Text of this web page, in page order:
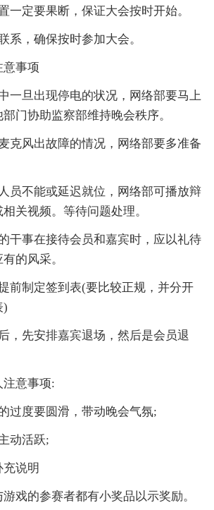
一定要果断，保证大会按时开始。
系，确保按时参加大会。
意事项
一旦出现停电的状况，网络部要马上
门协助监察部维持晚会秩序。
克风出故障的情况，网络部要多准备
员不能或延迟就位，网络部可播放辩
关视频。等待问题处理。
干事在接待会员和嘉宾时，应以礼待
的风采。
前制定签到表(要比较正规，并分开
)
，先安排嘉宾退场，然后是会员退
注意事项:
过度要圆滑，带动晚会气氛;
动活跃;
说明
戏的参赛者都有小奖品以示奖励。